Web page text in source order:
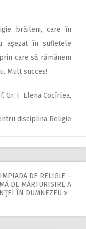
brăileni, care în
așezat în sufletele
care să rămânem
Mult succes!
Gr. I Elena Cocîrlea,
disciplina Religie
DE RELIGIE –
DE MĂRTURISIRE A
ÎN DUMNEZEU